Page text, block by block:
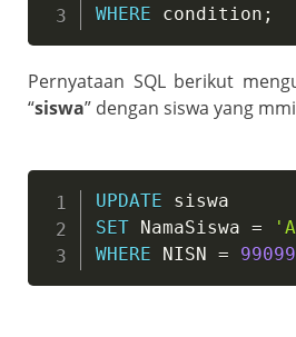
WHERE condition ;
Pernyataan SQL berikut
“siswa” dengan siswa yang
UPDATE
SET NamaSiswa =
WHERE NISN =